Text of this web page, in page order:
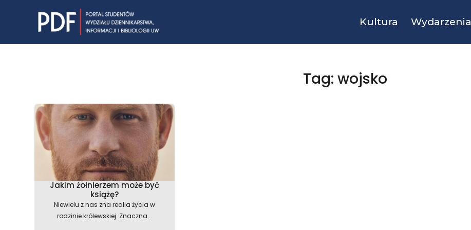
Kultura Wydarzenia
Tag: wojsko
Jakim żołnierzem może być
książę?
Niewielu z nas zna realia życia w
rodzinie królewskiej. Znaczna...